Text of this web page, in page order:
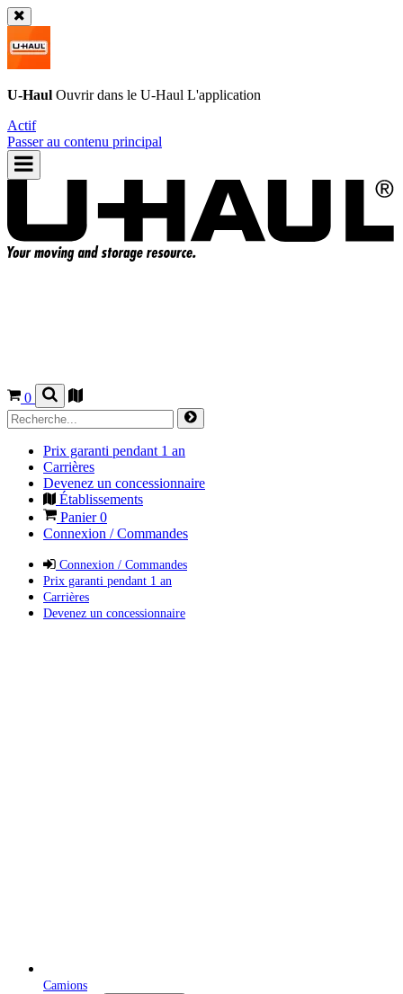
U-Haul Ouvrir dans le U-Haul L'application
Actif
Passer au contenu principal
0
Prix garanti pendant 1 an
Carrières
Devenez un concessionnaire
Établissements
Panier0
Connexion / Commandes
Connexion / Commandes
Prix garanti pendant 1 an
Carrières
Devenez un concessionnaire
Camions